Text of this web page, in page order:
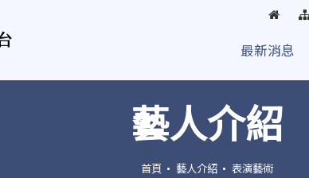
回
頁
最新消息
藝人介紹
首頁 藝人介紹 表演藝術